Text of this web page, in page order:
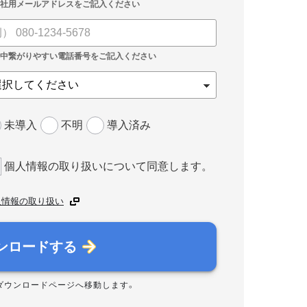
未導入 不明 導入済み
個人情報の取り扱いについて同意します。
報の取り扱い
ロードする
ウンロードページへ移動します。